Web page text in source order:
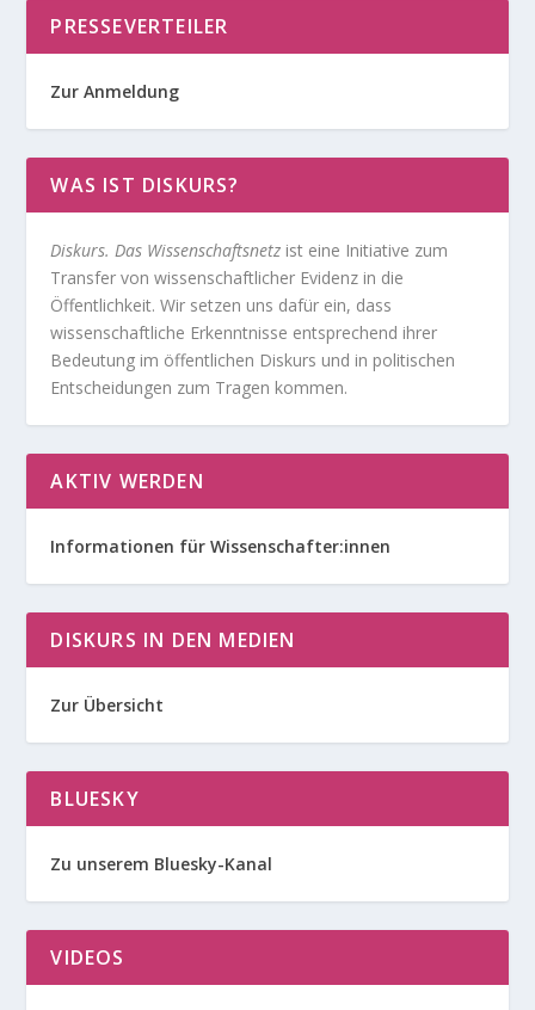
PRESSEVERTEILER
Zur Anmeldung
WAS IST DISKURS?
Diskurs. Das Wissenschaftsnetz ist eine Initiative zum
Transfer von wissenschaftlicher Evidenz in die
Öffentlichkeit. Wir setzen uns dafür ein, dass
wissenschaftliche Erkenntnisse entsprechend ihrer
Bedeutung im öffentlichen Diskurs und in politischen
Entscheidungen zum Tragen kommen.
AKTIV WERDEN
Informationen für Wissenschafter:innen
DISKURS IN DEN MEDIEN
Zur Übersicht
BLUESKY
Zu unserem Bluesky-Kanal
VIDEOS